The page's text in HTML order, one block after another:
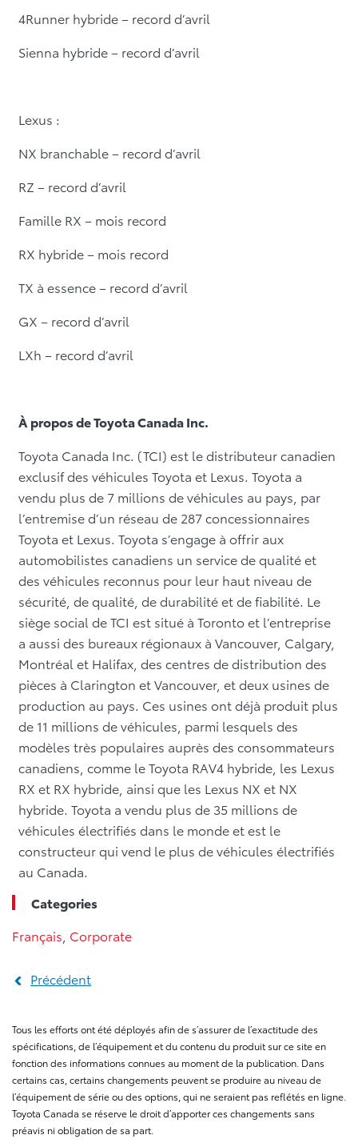
4Runner hybride – record d’avril
Sienna hybride – record d’avril
Lexus :
NX branchable – record d’avril
RZ – record d’avril
Famille RX – mois record
RX hybride – mois record
TX à essence – record d’avril
GX – record d’avril
LXh – record d’avril
À propos de Toyota Canada Inc.
Toyota Canada Inc. (TCI) est le distributeur canadien
exclusif des véhicules Toyota et Lexus. Toyota a
vendu plus de 7 millions de véhicules au pays, par
l’entremise d’un réseau de 287 concessionnaires
Toyota et Lexus. Toyota s’engage à offrir aux
automobilistes canadiens un service de qualité et
des véhicules reconnus pour leur haut niveau de
sécurité, de qualité, de durabilité et de fiabilité. Le
siège social de TCI est situé à Toronto et l’entreprise
a aussi des bureaux régionaux à Vancouver, Calgary,
Montréal et Halifax, des centres de distribution des
pièces à Clarington et Vancouver, et deux usines de
production au pays. Ces usines ont déjà produit plus
de 11 millions de véhicules, parmi lesquels des
modèles très populaires auprès des consommateurs
canadiens, comme le Toyota RAV4 hybride, les Lexus
RX et RX hybride, ainsi que les Lexus NX et NX
hybride. Toyota a vendu plus de 35 millions de
véhicules électrifiés dans le monde et est le
constructeur qui vend le plus de véhicules électrifiés
au Canada.
Categories
Français Corporate
Précédent
Tous les efforts ont été déployés afin de s’assurer de l’exactitude des
spécifications, de l’équipement et du contenu du produit sur ce site en
fonction des informations connues au moment de la publication. Dans
certains cas, certains changements peuvent se produire au niveau de
l’équipement de série ou des options, qui ne seraient pas reflétés en ligne.
Toyota Canada se réserve le droit d’apporter ces changements sans
préavis ni obligation de sa part.